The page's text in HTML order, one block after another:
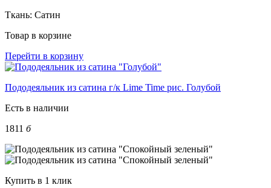
Ткань: Сатин
Товар в корзине
Перейти в корзину
Пододеяльник из сатина г/к Lime Time рис. Голубой
Есть в наличии
1811 б
Купить в 1 клик